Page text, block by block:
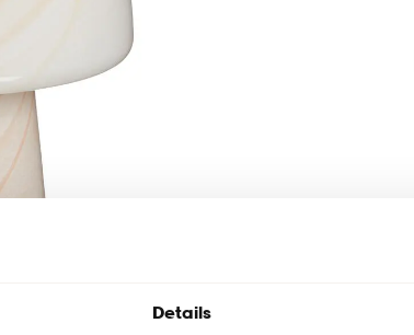
Details